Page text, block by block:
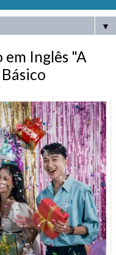
▼
Inglês "A